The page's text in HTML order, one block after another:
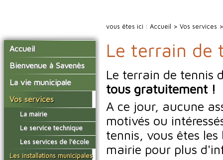
Accueil
Bienvenue à Savenès
Situer Savenès
Savenès en chiffre
L'histoire du village
Actualités de Savenès
sur ladepeche.fr
La vie municipale
Vos élus
Les compte-rendus du
conseil municipal
Les commissions
Les diverses
délégations/syndicats
Vos services
La mairie
Le service technique
Les services de l'école
Les installations municipales
vous êtes ici : Accueil > Vos services
Le terrain de
Le terrain de tennis
tous gratuitement !
A ce jour, aucune
motivés ou
tennis, vous êtes
mairie pour plus